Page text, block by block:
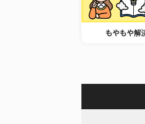
もやもや解